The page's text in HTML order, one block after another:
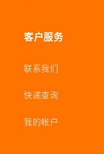
客户服务
联系我们
快递查询
我的帐户